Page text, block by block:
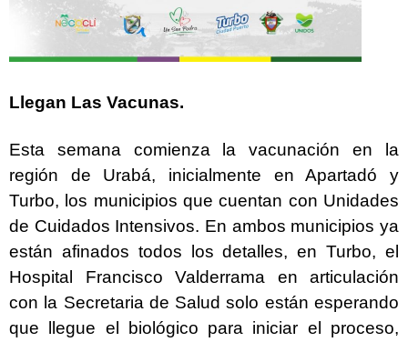
Llegan Las Vacunas.
Esta semana comienza la vacunación en la
región de Urabá, inicialmente en Apartadó y
Turbo, los municipios que cuentan con Unidades
de Cuidados Intensivos. En ambos municipios ya
están afinados todos los detalles, en Turbo, el
Hospital Francisco Valderrama en articulación
con la Secretaria de Salud solo están esperando
que llegue el biológico para iniciar el proceso,